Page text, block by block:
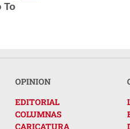
To
OPINION
EDITORIAL
COLUMNAS
CARICATURA